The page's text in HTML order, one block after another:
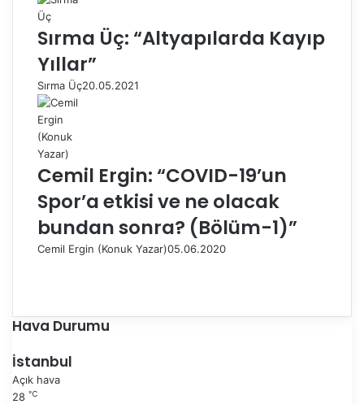
Sırma Üç: “Altyapılarda Kayıp
Yıllar”
Sırma Üç20.05.2021
Cemil Ergin: “COVID-19’un
Spor’a etkisi ve ne olacak
bundan sonra? (Bölüm-1)”
Cemil Ergin (Konuk Yazar)05.06.2020
e
k
s
a
n
k
i
Hava Durumu
İstanbul
Açık hava
28 ℃